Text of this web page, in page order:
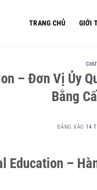
TRANG CHỦ GIỚI
– Đơn Vị Ủy
Bằng
ĐĂNG VÀO14
Education –